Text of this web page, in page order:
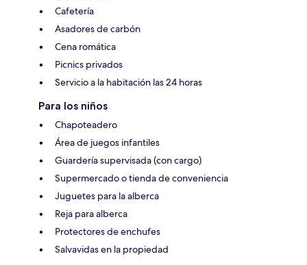
Cafetería
Asadores de carbón
Cena romática
Picnics privados
Servicio a la habitación las 24 horas
Para los niños
Chapoteadero
Área de juegos infantiles
Guardería supervisada (con cargo)
Supermercado o tienda de conveniencia
Juguetes para la alberca
Reja para alberca
Protectores de enchufes
Salvavidas en la propiedad